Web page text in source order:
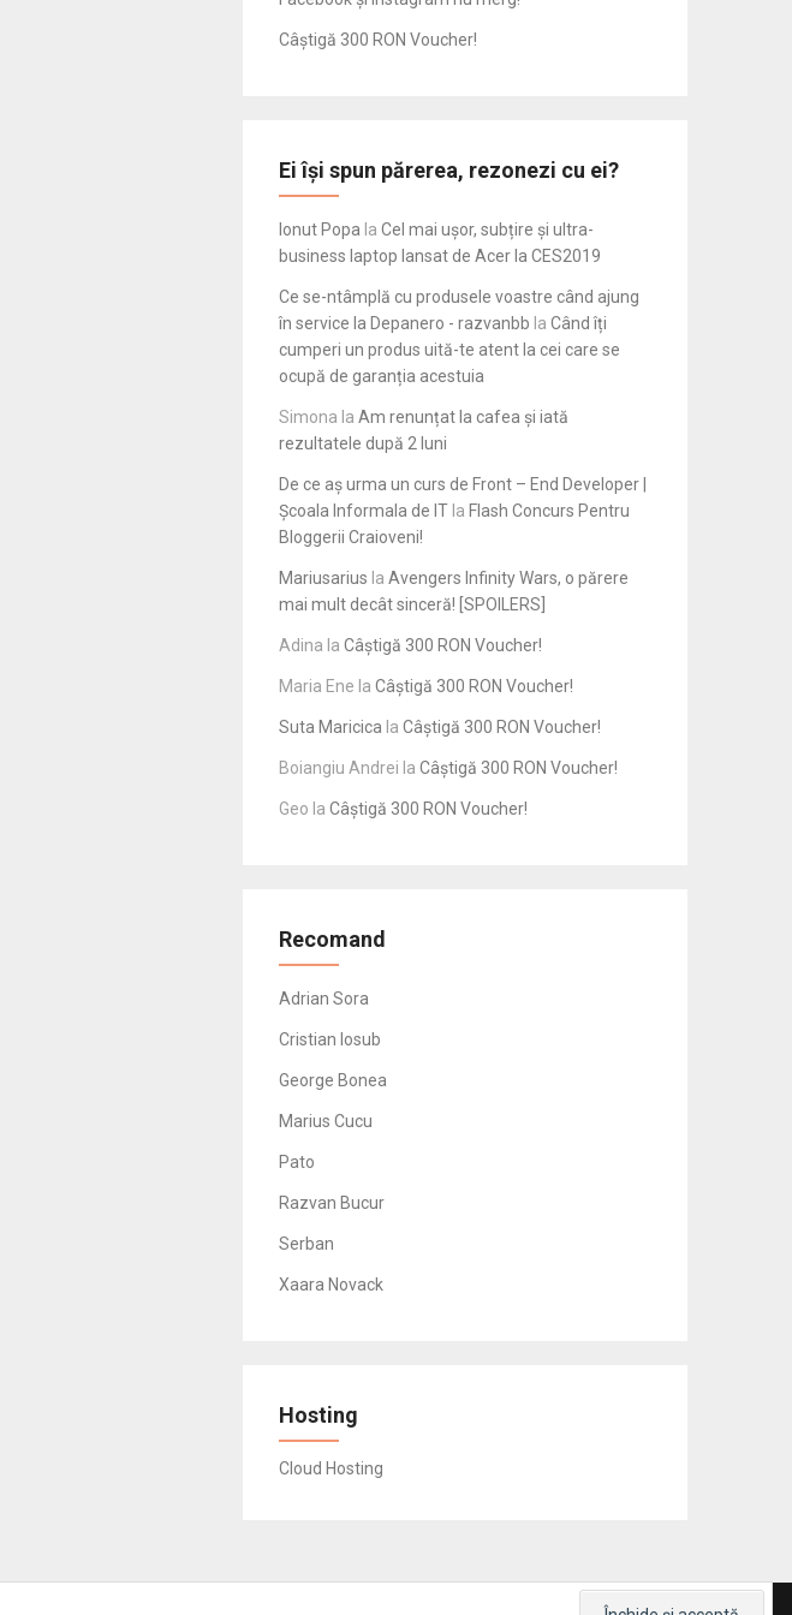
Câștigă 300 RON Voucher!
Ei își spun părerea, rezonezi cu ei?
Ionut Popa laCel mai ușor, subțire și ultra-
business laptop lansat de Acer la CES2019
Ce se-ntâmplă cu produsele voastre când ajung
în service la Depanero - razvanbb laCând îți
cumperi un produs uită-te atent la cei care se
ocupă de garanția acestuia
Simona laAm renunțat la cafea și iată
rezultatele după 2 luni
De ce aș urma un curs de Front – End Developer |
Școala Informala de IT la Flash Concurs Pentru
Bloggerii Craioveni!
Mariusarius laAvengers Infinity Wars, o părere
mai mult decât sinceră! [SPOILERS]
Adina laCâștigă 300 RON Voucher!
Maria Ene laCâștigă 300 RON Voucher!
Suta Maricica laCâștigă 300 RON Voucher!
Boiangiu Andrei laCâștigă 300 RON Voucher!
Geo laCâștigă 300 RON Voucher!
Recomand
Adrian Sora
Cristian Iosub
George Bonea
Marius Cucu
Pato
Razvan Bucur
Serban
Xaara Novack
Hosting
Cloud Hosting